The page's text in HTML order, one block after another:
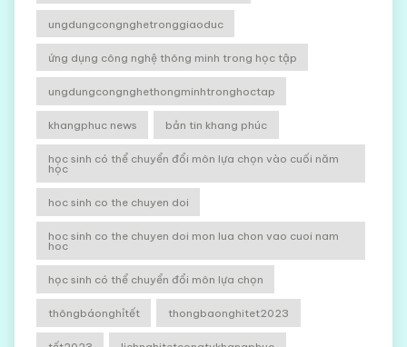
ungdungcongnghetronggiaoduc
ứng dụng công nghệ thông minh trong học tập
ungdungcongnghethongminhtronghoctap
khangphuc news bản tin khang phúc
học sinh có thể chuyển đổi môn lựa chọn vào cuối năm
học
hoc sinh co the chuyen doi
hoc sinh co the chuyen doi mon lua chon vao cuoi nam
hoc
học sinh có thể chuyển đổi môn lựa chọn
thôngbáonghỉtết thongbaonghitet2023